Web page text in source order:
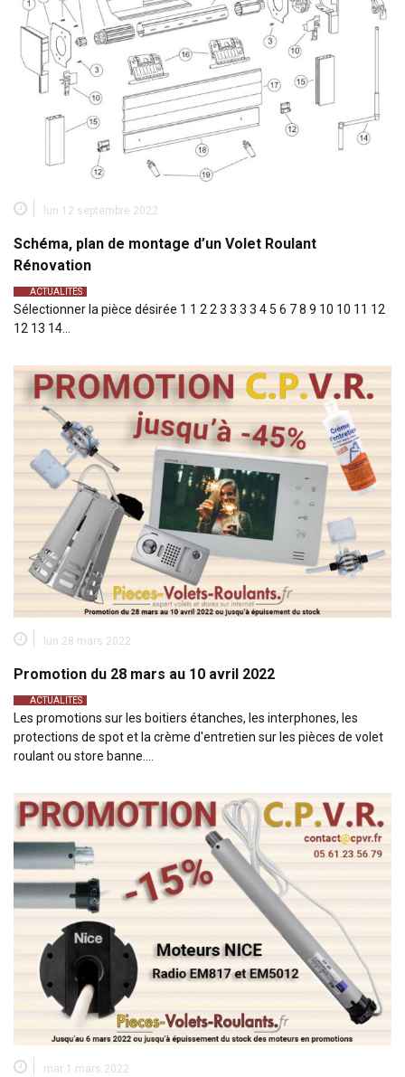
lun 12 septembre 2022
Schéma, plan de montage d’un Volet Roulant
Rénovation
ACTUALITÉS
Sélectionner la pièce désirée 1 1 2 2 3 3 3 3 4 5 6 7 8 9 10 10 11 12
12 13 14…
lun 28 mars 2022
Promotion du 28 mars au 10 avril 2022
ACTUALITÉS
Les promotions sur les boitiers étanches, les interphones, les
protections de spot et la crème d'entretien sur les pièces de volet
roulant ou store banne.…
mar 1 mars 2022